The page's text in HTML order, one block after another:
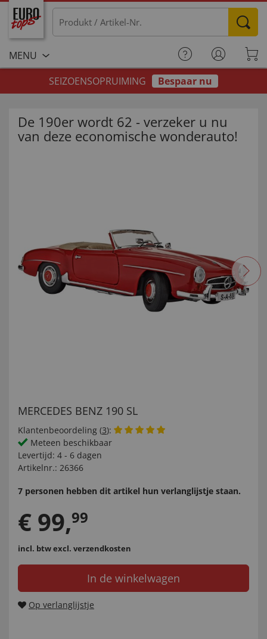
MENU
SEIZOENSOPRUIMING
Bespaar nu
De 190er wordt 62 - verzeker u nu
van deze economische wonderauto!
MERCEDES BENZ 190 SL
Klantenbeoordeling (3):
Meteen beschikbaar
Levertijd: 4 - 6 dagen
Artikelnr.: 26366
7 personen hebben dit artikel hun verlanglijstje staan.
€ 99,99
incl. btwexcl. verzendkosten
In de winkelwagen
Op verlanglijstje